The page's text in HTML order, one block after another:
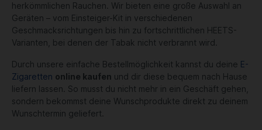
herkömmlichen Rauchen. Wir bieten eine große Auswahl an
Geräten – vom Einsteiger-Kit in verschiedenen
Geschmacksrichtungen bis hin zu fortschrittlichen HEETS-
Varianten, bei denen der Tabak nicht verbrannt wird.
Durch unsere einfache Bestellmöglichkeit kannst du deine E-
Zigaretten online kaufen und dir diese bequem nach Hause
liefern lassen. So musst du nicht mehr in ein Geschäft gehen,
sondern bekommst deine Wunschprodukte direkt zu deinem
Wunschtermin geliefert.